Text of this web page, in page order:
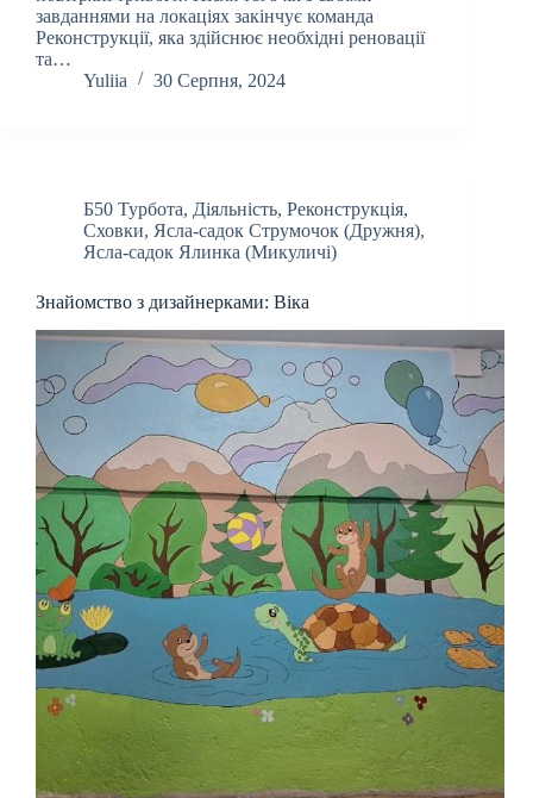
завданнями на локаціях закінчує команда
Реконструкції, яка здійснює необхідні реновації
та…
Yuliia
30 Серпня, 2024
Б50 Турбота, Діяльність, Реконструкція,
Сховки, Ясла-садок Струмочок (Дружня),
Ясла-садок Ялинка (Микуличі)
Знайомство з дизайнерками: Віка